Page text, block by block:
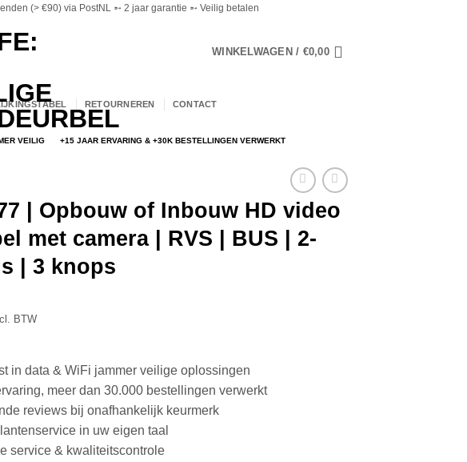
(> €90) via PostNL ➵ 2 jaar garantie ➵ Veilig betalen
WINKELWAGEN / €0,00
RETOURNEREN CONTACT
VEILIG +15 JAAR ERVARING & +30K BESTELLINGEN VERWERKT
| Opbouw of Inbouw HD video
met camera | RVS | BUS | 2-
| 3 knops
BTW
in data & WiFi jammer veilige oplossingen
meer dan 30.000 bestellingen verwerkt
reviews bij onafhankelijk keurmerk
in uw eigen taal
service & kwaliteitscontrole